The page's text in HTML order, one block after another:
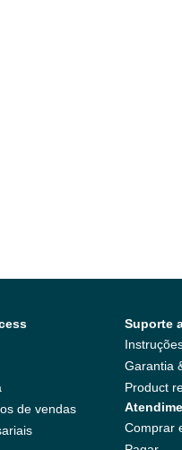
de vendas
Suporte
Garantia
Product
Comprar